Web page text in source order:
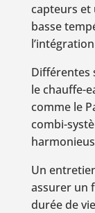
capteurs et
basse
Différentes
le chauffe-
comme le
combi-
Un
assurer un
durée de